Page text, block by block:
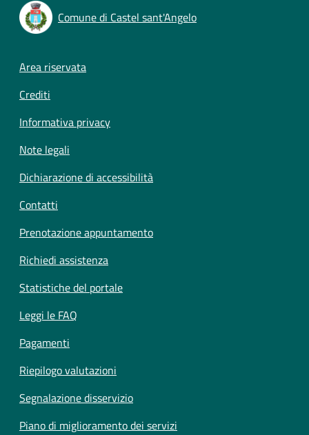
Comune di Castel sant'Angelo
Footer menu
Area riservata
Crediti
Informativa privacy
Note legali
Dichiarazione di accessibilità
Contatti
Prenotazione appuntamento
Richiedi assistenza
Statistiche del portale
Leggi le FAQ
Pagamenti
Riepilogo valutazioni
Segnalazione disservizio
Piano di miglioramento dei servizi